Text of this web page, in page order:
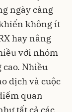
ngày càng
không ít
hay nâng
với nhóm
Nhiều
dịch và cuộc
quan